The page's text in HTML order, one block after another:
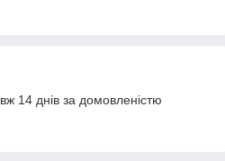
14 днів за домовленістю